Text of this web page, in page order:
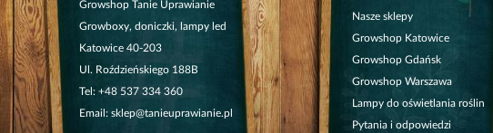
Growshop Tanie Uprawianie
Growboxy, doniczki, lampy led
Katowice 40-203
Ul. Roździeńskiego 188B
Tel: +48 537 334 360
Email: sklep@tanieuprawianie.pl
Nasze sklepy
Growshop Katowice
Growshop Gdańsk
Growshop Warszawa
Lampy do oświetlania roślin
Pytania i odpowiedzi